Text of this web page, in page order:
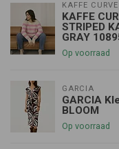
KAFFE CURVE
KAFFE
STRIPED
GRAY
Op voorraad
GARCIA
GARCIA
BLOOM
Op voorraad